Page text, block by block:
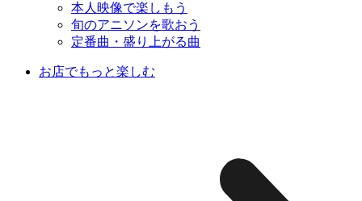
本人映像で楽しもう
旬のアニソンを歌おう
定番曲・盛り上がる曲
お店でもっと楽しむ